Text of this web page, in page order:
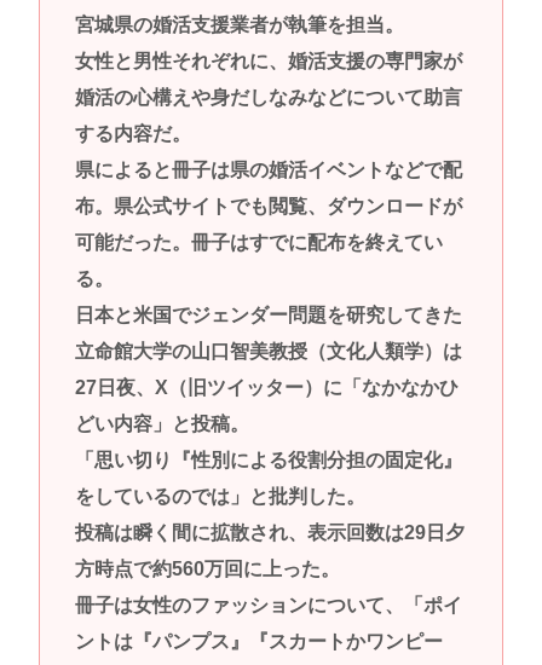
宮城県の婚活支援業者が執筆を担当。
女性と男性それぞれに、婚活支援の専門家が
婚活の心構えや身だしなみなどについて助言
する内容だ。
県によると冊子は県の婚活イベントなどで配
布。県公式サイトでも閲覧、ダウンロードが
可能だった。冊子はすでに配布を終えてい
る。
日本と米国でジェンダー問題を研究してきた
立命館大学の山口智美教授（文化人類学）は
27日夜、X（旧ツイッター）に「なかなかひ
どい内容」と投稿。
「思い切り『性別による役割分担の固定化』
をしているのでは」と批判した。
投稿は瞬く間に拡散され、表示回数は29日夕
方時点で約560万回に上った。
冊子は女性のファッションについて、「ポイ
ントは『パンプス』『スカートかワンピー